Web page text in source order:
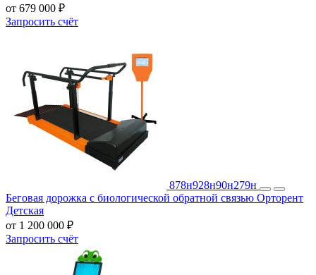
от 679 000 ₽
Запросить счёт
878н928н90н279н
Беговая дорожка с биологической обратной связью Орторент
Детская
от 1 200 000 ₽
Запросить счёт